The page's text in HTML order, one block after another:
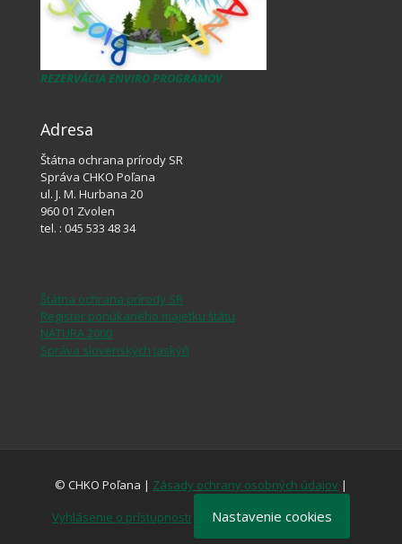
REZERVÁCIA ENVIRO PROGRAMOV
Adresa
Štátna ochrana prírody SR
Správa CHKO Poľana
ul. J. M. Hurbana 20
960 01 Zvolen
tel. : 045 533 48 34
Štátna ochrana prírody SR
Register ponúkaného majetku štátu
NATURA 2000
Správa slovenských jaskýň
© CHKO Poľana | Zásady ochrany osobných údajov |
Vyhlásenie o prístupnosti
Nastavenie cookies